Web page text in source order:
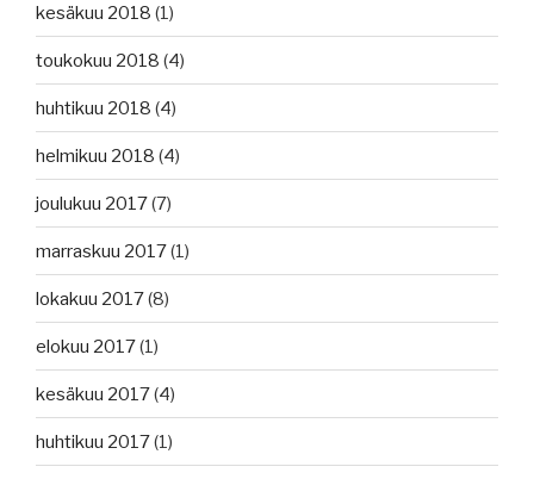
kesäkuu 2018 (1)
toukokuu 2018 (4)
huhtikuu 2018 (4)
helmikuu 2018 (4)
joulukuu 2017(7)
marraskuu 2017(1)
lokakuu 2017(8)
elokuu 2017(1)
kesäkuu 2017(4)
huhtikuu 2017(1)